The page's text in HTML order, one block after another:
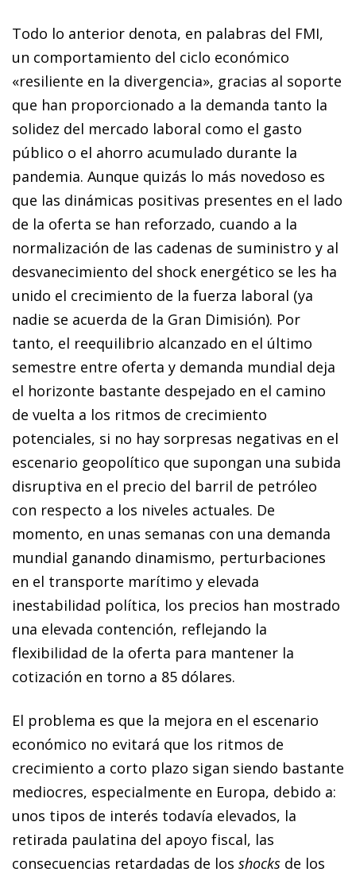
Todo lo anterior denota, en palabras del FMI,
un comportamiento del ciclo económico
«resiliente en la divergencia», gracias al soporte
que han proporcionado a la demanda tanto la
solidez del mercado laboral como el gasto
público o el ahorro acumulado durante la
pandemia. Aunque quizás lo más novedoso es
que las dinámicas positivas presentes en el lado
de la oferta se han reforzado, cuando a la
normalización de las cadenas de suministro y al
desvanecimiento del shock energético se les ha
unido el crecimiento de la fuerza laboral (ya
nadie se acuerda de la Gran Dimisión). Por
tanto, el reequilibrio alcanzado en el último
semestre entre oferta y demanda mundial deja
el horizonte bastante despejado en el camino
de vuelta a los ritmos de crecimiento
potenciales, si no hay sorpresas negativas en el
escenario geopolítico que supongan una subida
disruptiva en el precio del barril de petróleo
con respecto a los niveles actuales. De
momento, en unas semanas con una demanda
mundial ganando dinamismo, perturbaciones
en el transporte marítimo y elevada
inestabilidad política, los precios han mostrado
una elevada contención, reflejando la
flexibilidad de la oferta para mantener la
cotización en torno a 85 dólares.
El problema es que la mejora en el escenario
económico no evitará que los ritmos de
crecimiento a corto plazo sigan siendo bastante
mediocres, especialmente en Europa, debido a:
unos tipos de interés todavía elevados, la
retirada paulatina del apoyo fiscal, las
consecuencias retardadas de los shocks de los